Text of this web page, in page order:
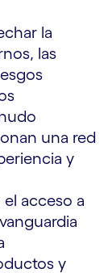
la
las
una red
y
acceso a
y